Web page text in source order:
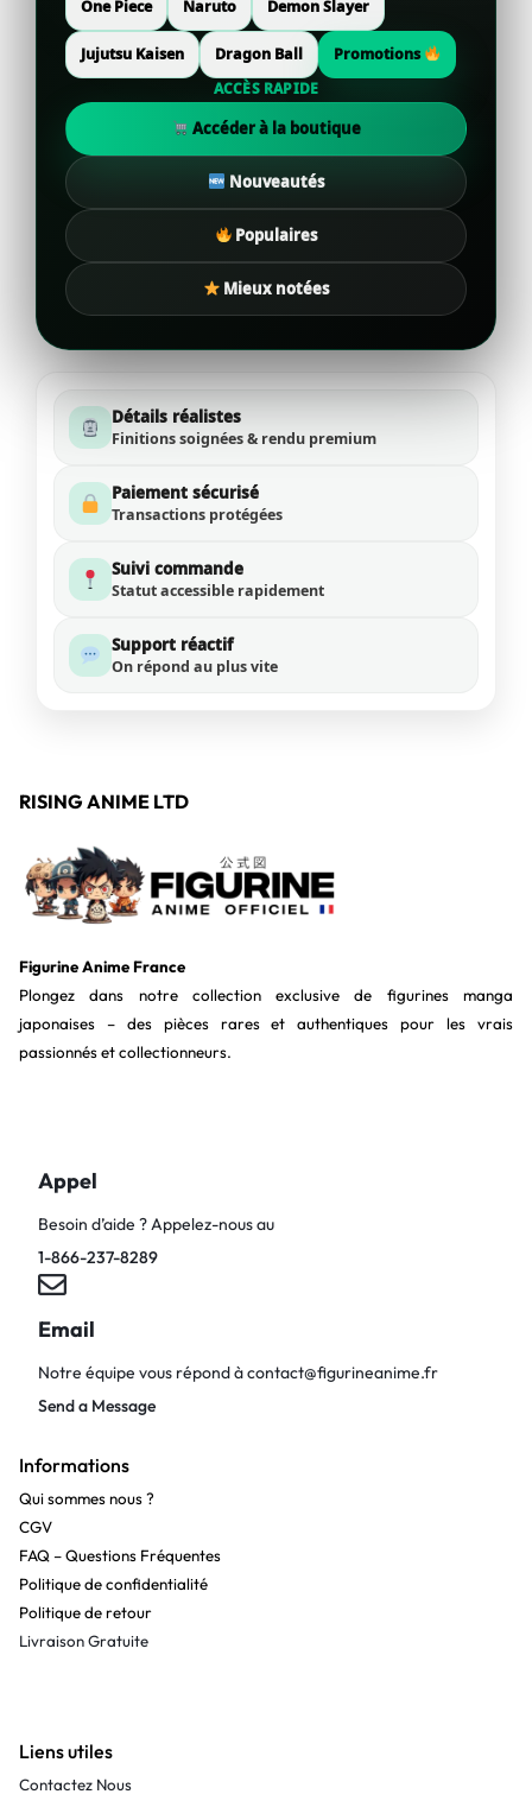
One Piece Naruto Demon Slayer
Jujutsu Kaisen Dragon Ball
Promotions
ACCÈS RAPIDE
Accéder à la boutique
Nouveautés
Populaires
Mieux notées
Détails réalistes
Finitions soignées & rendu premium
Paiement sécurisé
Transactions protégées
Suivi commande
Statut accessible rapidement
Support réactif
On répond au plus vite
RISING ANIME LTD
Figurine Anime France
Plongez dans notre collection exclusive de figurines manga
japonaises – des pièces rares et authentiques pour les vrais
passionnés et collectionneurs.
Appel
Besoin d’aide ? Appelez-nous au
1-866-237-8289
Email
Notre équipe vous répond àcontact@figurineanime.fr
Send a Message
Informations
Qui sommes nous ?
CGV
FAQ – Questions Fréquentes
Politique de confidentialité
Politique de retour
Livraison Gratuite
Liens utiles
Contactez Nous